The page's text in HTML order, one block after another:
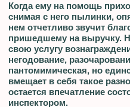
Когда ему на помощь
снимая с него пылинки,
нем отчетливо звучит
пришедшему на выручку.
свою услугу
негодование,
пантомимическая, но
вмещает в себя такое
остается впечатление
инспектором.